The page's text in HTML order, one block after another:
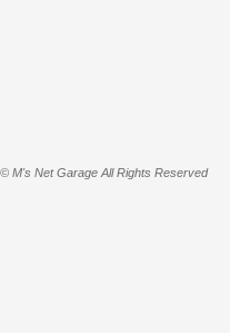
© M's Net Garage All Rights Reserved